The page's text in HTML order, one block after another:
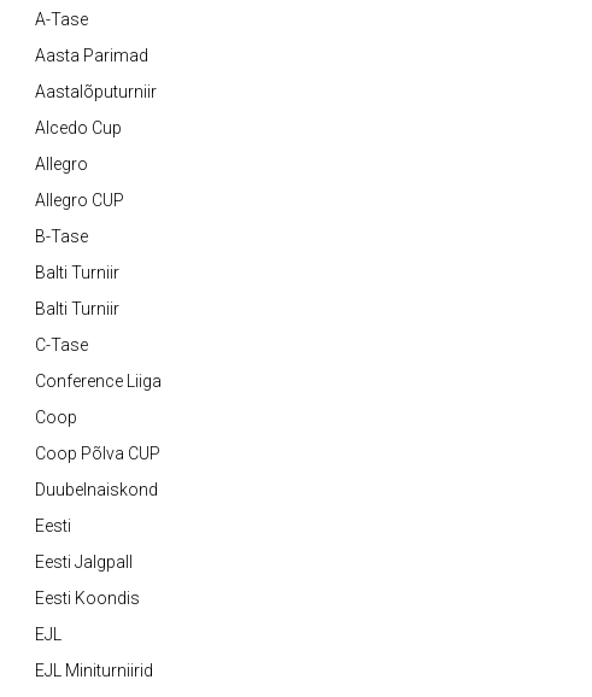
A-Tase
Aasta Parimad
Aastalõputurniir
Alcedo Cup
Allegro
Allegro CUP
B-Tase
Balti Turniir
Balti Turniir
C-Tase
Conference Liiga
Coop
Coop Põlva CUP
Duubelnaiskond
Eesti
Eesti Jalgpall
Eesti Koondis
EJL
EJL Miniturniirid